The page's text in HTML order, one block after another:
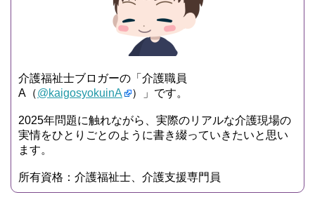
介護福祉士ブロガーの「介護職員
A（@kaigosyokuinA ）」です。
2025年問題に触れながら、実際のリアルな介護現場の
実情をひとりごとのように書き綴っていきたいと思い
ます。
所有資格：介護福祉士、介護支援専門員